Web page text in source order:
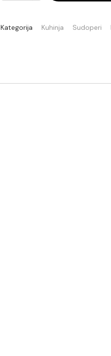
Kategorija Kuhinja Sudoperi